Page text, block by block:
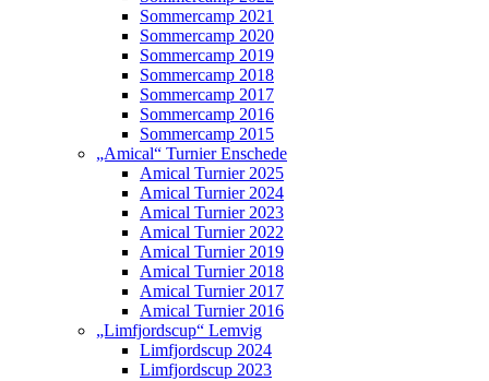
Sommercamp 2021
Sommercamp 2020
Sommercamp 2019
Sommercamp 2018
Sommercamp 2017
Sommercamp 2016
Sommercamp 2015
„Amical“ Turnier Enschede
Amical Turnier 2025
Amical Turnier 2024
Amical Turnier 2023
Amical Turnier 2022
Amical Turnier 2019
Amical Turnier 2018
Amical Turnier 2017
Amical Turnier 2016
„Limfjordscup“ Lemvig
Limfjordscup 2024
Limfjordscup 2023